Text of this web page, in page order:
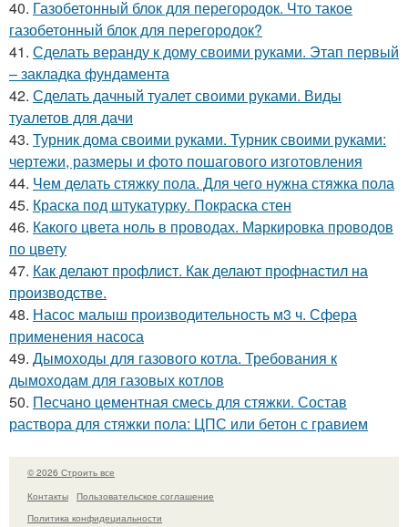
40. Газобетонный блок для перегородок. Что такое
газобетонный блок для перегородок?
41. Сделать веранду к дому своими руками. Этап первый
– закладка фундамента
42. Сделать дачный туалет своими руками. Виды
туалетов для дачи
43. Турник дома своими руками. Турник своими руками:
чертежи, размеры и фото пошагового изготовления
44. Чем делать стяжку пола. Для чего нужна стяжка пола
45. Краска под штукатурку. Покраска стен
46. Какого цвета ноль в проводах. Маркировка проводов
по цвету
47. Как делают профлист. Как делают профнастил на
производстве.
48. Насос малыш производительность м3 ч. Сфера
применения насоса
49. Дымоходы для газового котла. Требования к
дымоходам для газовых котлов
50. Песчано цементная смесь для стяжки. Состав
раствора для стяжки пола: ЦПС или бетон с гравием
© 2026 Строить все
Контакты
Пользовательское соглашение
Политика конфидециальности